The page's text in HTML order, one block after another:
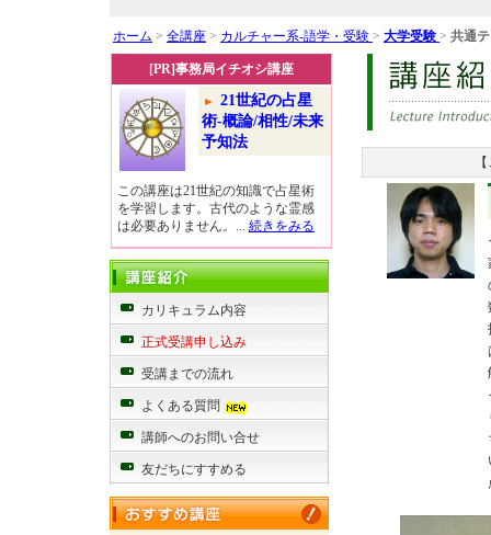
ホーム > 全講座 > カルチャー系-語学・受験 > 大学受験 > 共通
[PR]事務局イチオシ講座
21世紀の占星
術-概論/相性/未来
予知法
この講座は21世紀の知識で占星術
を学習します。古代のような霊感
は必要ありません。... 続きをみる
カリキュラム内容
正式受講申し込み
受講までの流れ
よくある質問
講師へのお問い合せ
友だちにすすめる